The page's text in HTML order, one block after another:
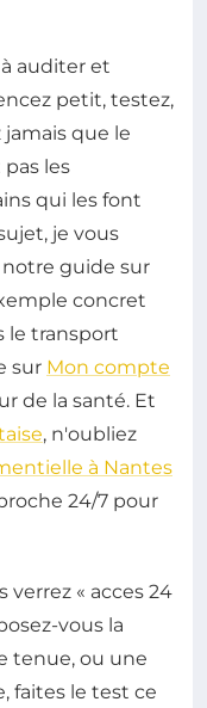
auditer et
petit, testez,
jamais que le
les
qui les font
je vous
guide sur
concret
le transport
sur Mon compte
de la santé. Et
, n'oubliez
à Nantes
24/7 pour
verrez « acces 24
vous la
tenue, ou une
faites le test ce